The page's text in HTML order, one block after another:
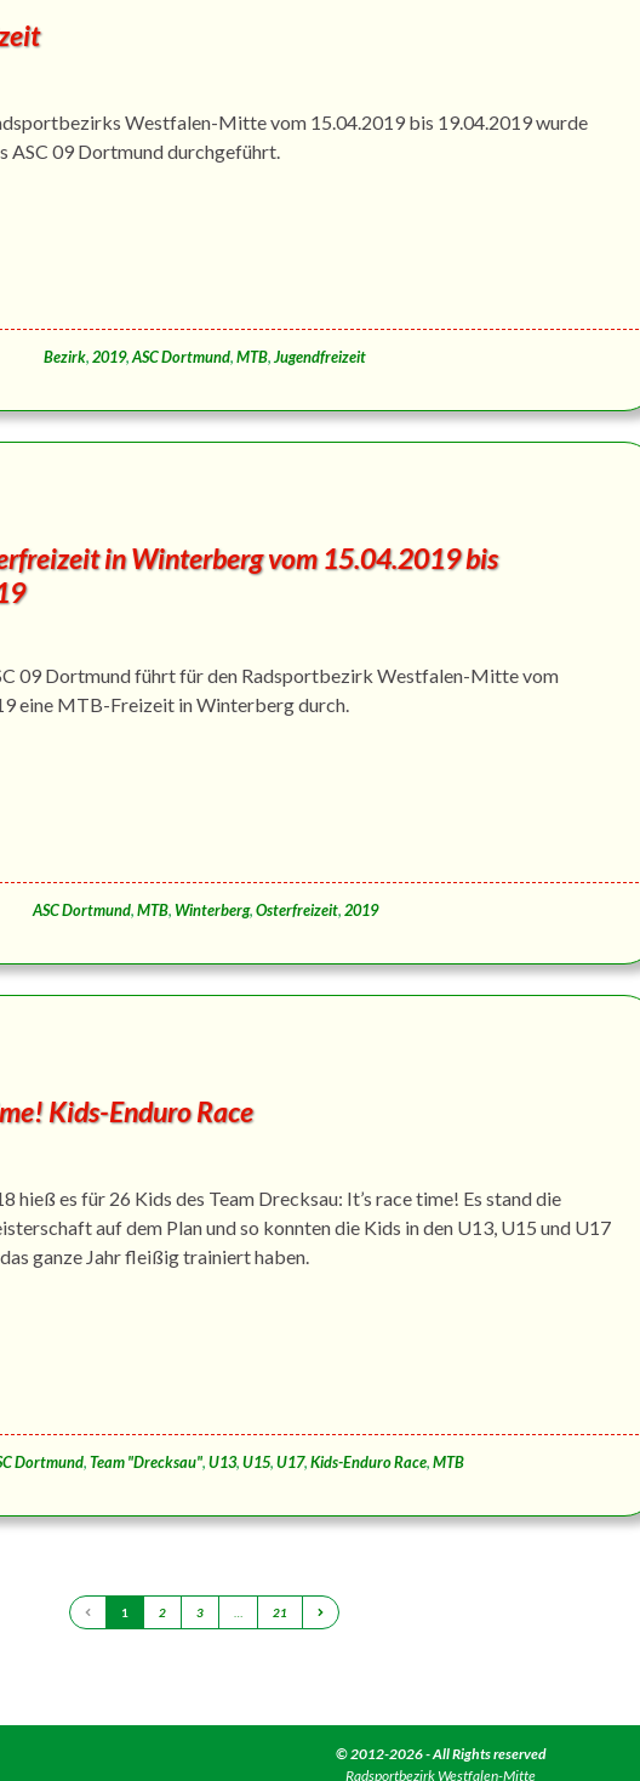
Westfalen-Mitte vom 15.04.2019 bis 19.04.2019 wurde
ASC 09 Dortmund durchgeführt.
Bezirk,2019,ASC Dortmund,MTB,Jugendfreizeit
in Winterberg vom 15.04.2019 bis
09 Dortmund führt für den Radsportbezirk Westfalen-Mitte vom
eine MTB-Freizeit in Winterberg durch.
ASC Dortmund,MTB,Winterberg,Osterfreizeit,2019
Kids-Enduro Race
hieß es für 26 Kids des Team Drecksau: It’s race time! Es stand die
auf dem Plan und so konnten die Kids in den U13, U15 und U17
ganze Jahr fleißig trainiert haben.
Dortmund,Team "Drecksau",U13,U15,U17,Kids-Enduro Race,MTB
1 2 3 21
© 2012-2026 - All Rights reserved
Radsportbezirk Westfalen-Mitte